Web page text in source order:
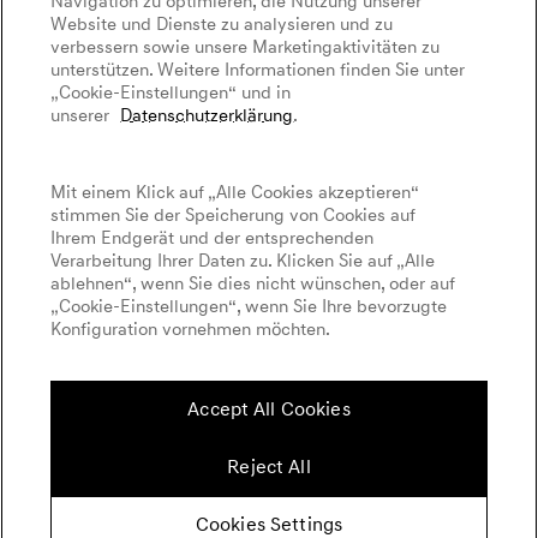
Newsletter
Kontaktieren Sie uns
Events
Goodwood Festival of Speed
Genesis Track Taxi Nordschleife
Fia World Endurance Championship
Umstieg auf E-Mobilität
Kostenrechner
Batterie & Reichweite
Newsletter
Genesis abonnieren
Händlersuche
Genesis internationaler diplomatischer Vertrieb
Presse
Cookies Settings
Impressum
Reifenlabel
English Deutsch
© Copyright 2026 Genesis Motor Europe
Website und Dienste zu analysieren und zu
verbessern sowie unsere Marketingaktivitäten zu
unterstützen. Weitere Informationen finden Sie unter
„Cookie-Einstellungen“ und in
unserer Datenschutzerklärung.
Mit einem Klick auf „Alle Cookies akzeptieren“
stimmen Sie der Speicherung von Cookies auf
Ihrem Endgerät und der entsprechenden
Verarbeitung Ihrer Daten zu. Klicken Sie auf „Alle
ablehnen“, wenn Sie dies nicht wünschen, oder auf
„Cookie-Einstellungen“, wenn Sie Ihre bevorzugte
Konfiguration vornehmen möchten.
Accept All Cookies
Reject All
Cookies Settings